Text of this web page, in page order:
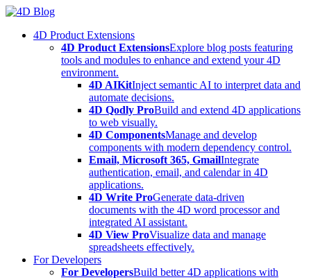
Skip
content4D Product Extensions
4D Product ExtensionsExplore blog posts featuring
tools and modules to enhance and extend your 4D
environment.
4D AIKitInject semantic AI to interpret data and
automate decisions.
4D Qodly ProBuild and extend 4D applications
to web visually.
4D ComponentsManage and develop
components with modern dependency control.
Email, Microsoft 365, GmailIntegrate
authentication, email, and calendar in 4D
applications.
4D Write ProGenerate data-driven
documents with the 4D word processor and
integrated AI assistant.
4D View ProVisualize data and manage
spreadsheets effectively.
For Developers
For DevelopersBuild better 4D applications with